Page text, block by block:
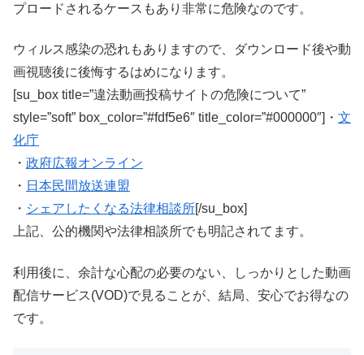
プロードされるケースもあり非常に危険なのです。
ウィルス感染の恐れもありますので、ダウンロード後や動
画視聴後に後悔するはめになります。
[su_box title=”違法動画投稿サイトの危険について”
style=”soft” box_color=”#fdf5e6″ title_color=”#000000″]・ 文
化庁
・ 政府広報オンライン
・ 日本民間放送連盟
・ シェアしたくなる法律相談所[/su_box]
上記、公的機関や法律相談所でも明記されてます。
利用後に、余計な心配の必要のない、しっかりとした動画
配信サービス(VOD)で見ることが、結局、安心でお得なの
です。